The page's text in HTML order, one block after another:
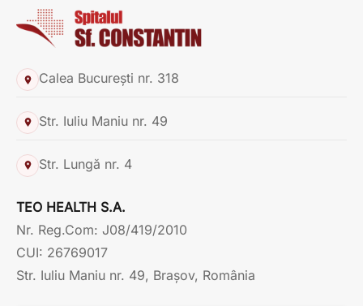
Calea București nr. 318
Str. Iuliu Maniu nr. 49
Str. Lungă nr. 4
TEO HEALTH S.A.
Nr. Reg.Com: J08/419/2010
CUI: 26769017
Str. Iuliu Maniu nr. 49, Brașov, România